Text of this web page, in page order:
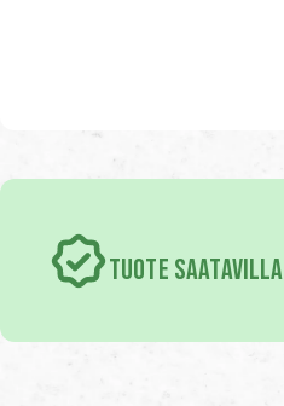
TUOTE SAATAVILLA